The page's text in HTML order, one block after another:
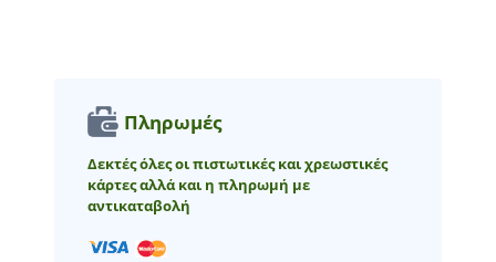
Πληρωμές
Δεκτές όλες οι πιστωτικές και χρεωστικές
κάρτες αλλά και η πληρωμή με
αντικαταβολή